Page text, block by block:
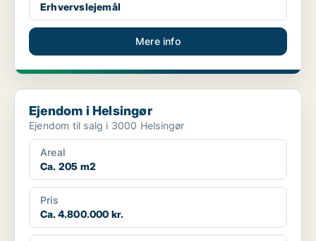
Erhvervslejemål
Mere info
Ejendom i Helsingør
Ejendom i Helsingør
Ejendom til salg i 3000 Helsingør
Areal
Ca. 205 m2
Pris
Ca. 4.800.000 kr.